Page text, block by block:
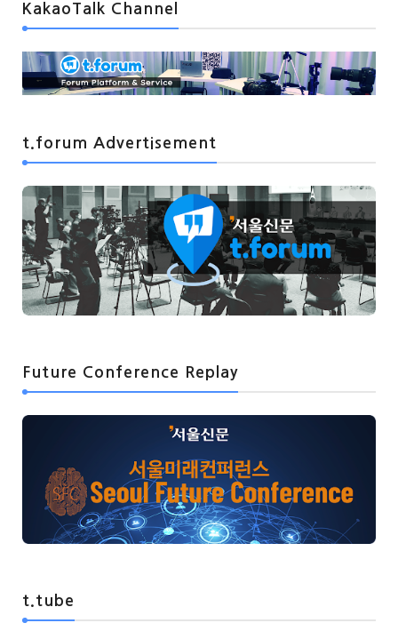
KakaoTalk Channel
t.forum Advertisement
Future Conference Replay
t.tube